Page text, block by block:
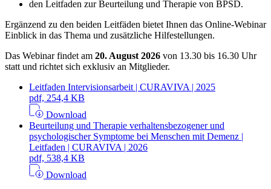
den Leitfaden zur Beurteilung und Therapie von BPSD.
Ergänzend zu den beiden Leitfäden bietet Ihnen das Online-Webinar
Einblick in das Thema und zusätzliche Hilfestellungen.
Das Webinar findet am 20. August 2026 von 13.30 bis 16.30 Uhr
statt und richtet sich exklusiv an Mitglieder.
Leitfaden Intervisionsarbeit | CURAVIVA | 2025
pdf, 254,4 KB
Download
Beurteilung und Therapie verhaltensbezogener und
psychologischer Symptome bei Menschen mit Demenz |
Leitfaden | CURAVIVA | 2026
pdf, 538,4 KB
Download